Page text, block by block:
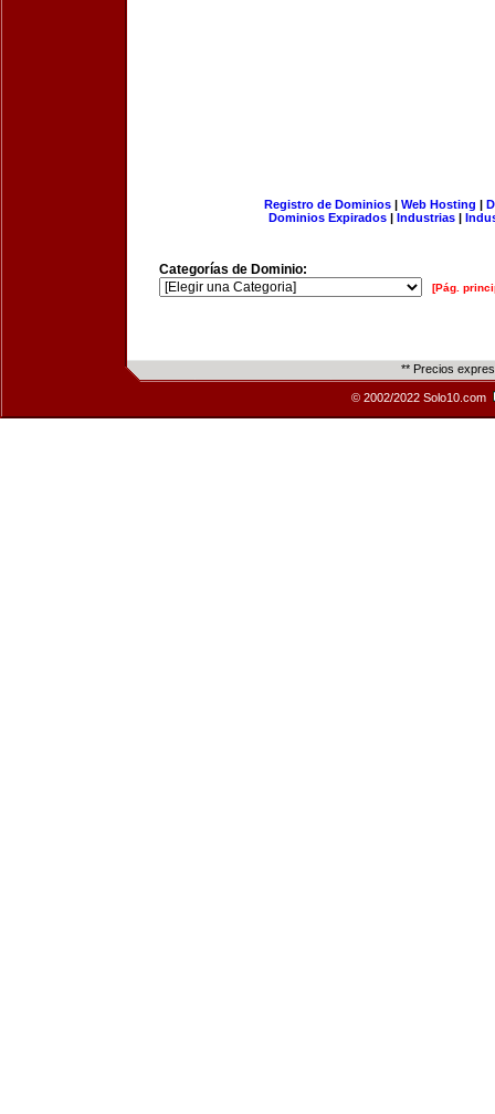
Registro de Dominios| Web Hosting |
Dominios Expirados | Industrias |
Categorías de Dominio:
[Pág.
** Precios
© 2002/2022 Solo10.com